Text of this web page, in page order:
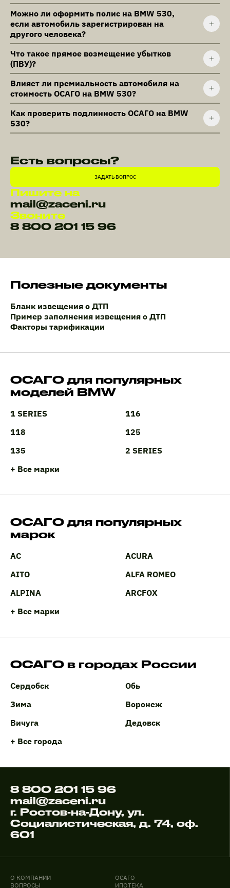
Можно ли оформить полис на BMW 530,
если автомобиль зарегистрирован на
другого человека?
Что такое прямое возмещение убытков
(ПВУ)?
Влияет ли премиальность автомобиля на
стоимость ОСАГО на BMW 530?
Как проверить подлинность ОСАГО на BMW
530?
Есть вопросы?
ЗАДАТЬ ВОПРОС
Пишите на
mail@zaceni.ru
Звоните
8 800 201 15 96
Полезные документы
Бланк извещения о ДТП
Пример заполнения извещения о ДТП
Факторы тарификации
ОСАГО для популярных
моделей BMW
1 SERIES
116
118
125
135
2 SERIES
+ Все марки
ОСАГО для популярных
марок
AC
ACURA
AITO
ALFA ROMEO
ALPINA
ARCFOX
+ Все марки
ОСАГО в городах России
Сердобск
Обь
Зима
Воронеж
Вичуга
Дедовск
+ Все города
8 800 201 15 96
mail@zaceni.ru
г. Ростов-на-Дону, ул.
Социалистическая, д. 74, оф.
601
О КОМПАНИИ
ВОПРОСЫ
ОСАГО
ИПОТЕКА